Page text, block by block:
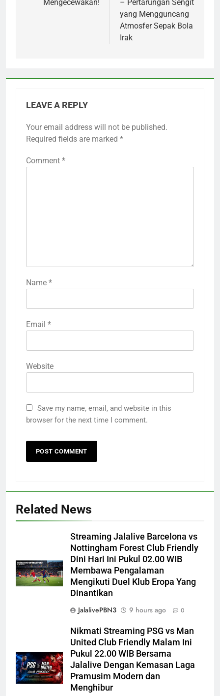
Mengecewakan!
– Pertarungan Sengit
yang Mengguncang
Atmosfer Sepak Bola
Irak
LEAVE A REPLY
Your email address will not be published.
Required fields are marked *
Comment *
Name *
Email *
Website
Save my name, email, and website in this
browser for the next time I comment.
Related News
Streaming Jalalive Barcelona vs
Nottingham Forest Club Friendly
Dini Hari Ini Pukul 02.00 WIB
Membawa Pengalaman
Mengikuti Duel Klub Eropa Yang
Dinantikan
JalalivePBN3
9 hours ago 0
Nikmati Streaming PSG vs Man
United Club Friendly Malam Ini
Pukul 22.00 WIB Bersama
Jalalive Dengan Kemasan Laga
Pramusim Modern dan
Menghibur